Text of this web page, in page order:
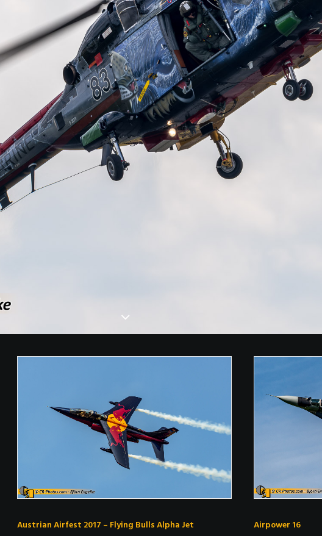
Austrian Airfest 2017 – Flying Bulls Alpha Jet Airpower 16